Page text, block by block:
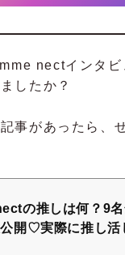
nectインタビ
したか？
事があったら、
の推しは何？9
開♡実際に推し活